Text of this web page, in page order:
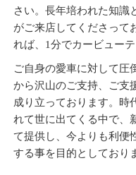
さい。長年培われた知識
がご来店してくださって
れば、1分でカービュー
ご自身の愛車に対して圧
から沢山のご支持、ご支
成り立っております。時
れて世に出てくる中で、
て提供し、今よりも利便
する事を目的としており